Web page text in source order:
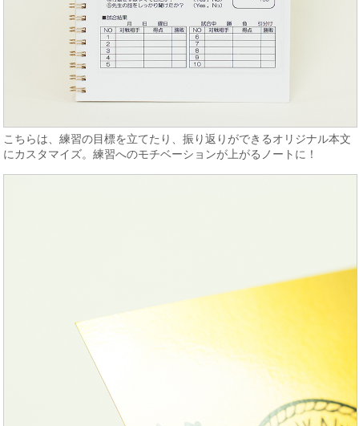
こちらは、練習の目標を立てたり、振り返りができるオリジナル本文
にカスタマイズ。練習へのモチベーションが上がるノートに！